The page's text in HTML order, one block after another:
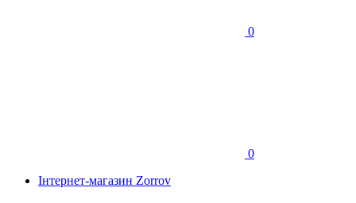
0
0
Інтернет-магазин Zorrov